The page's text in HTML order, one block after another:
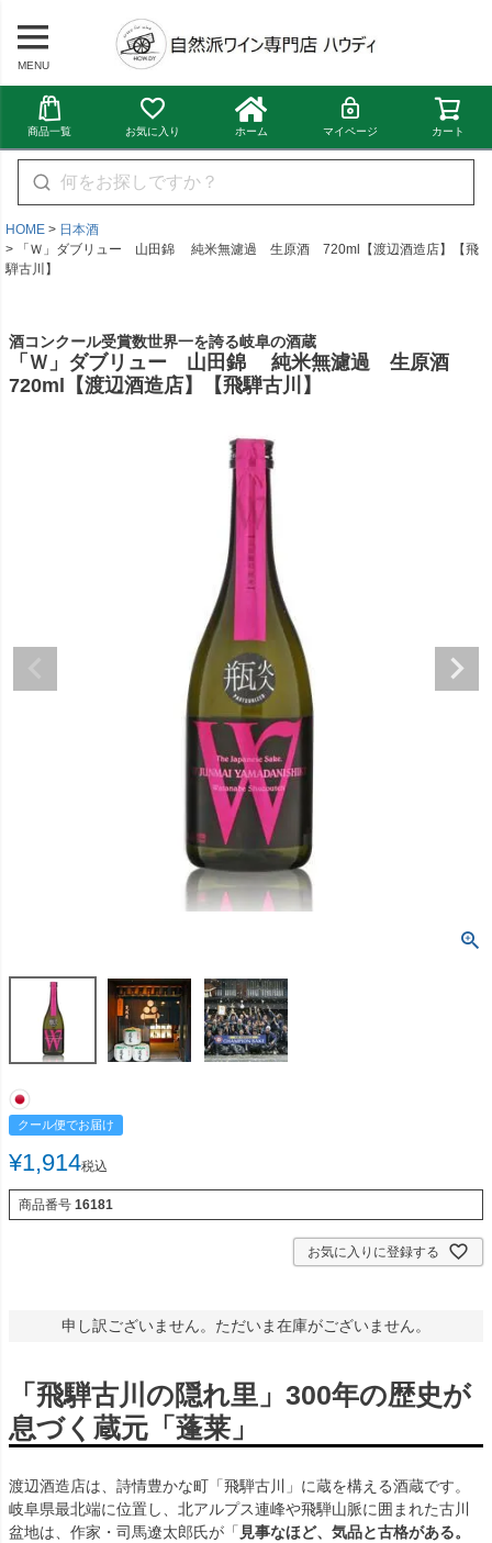
MENU
商品一覧 お気に入り ホーム マイページ カート
HOME
日本酒
「Ｗ」ダブリュー 山田錦 純米無濾過 生原酒 720ml【渡辺酒造店】【飛
騨古川】
酒コンクール受賞数世界一を誇る岐阜の酒蔵
「Ｗ」ダブリュー 山田錦 純米無濾過 生原酒
720ml【渡辺酒造店】【飛騨古川】
クール便でお届け
¥1,914税込
商品番号 16181
お気に入りに登録する
申し訳ございません。ただいま在庫がございません。
「飛騨古川の隠れ里」300年の歴史が
息づく蔵元「蓬莱」
渡辺酒造店は、詩情豊かな町「飛騨古川」に蔵を構える酒蔵です。
岐阜県最北端に位置し、北アルプス連峰や飛騨山脈に囲まれた古川
盆地は、作家・司馬遼太郎氏が「 見事なほど、気品と古格がある。